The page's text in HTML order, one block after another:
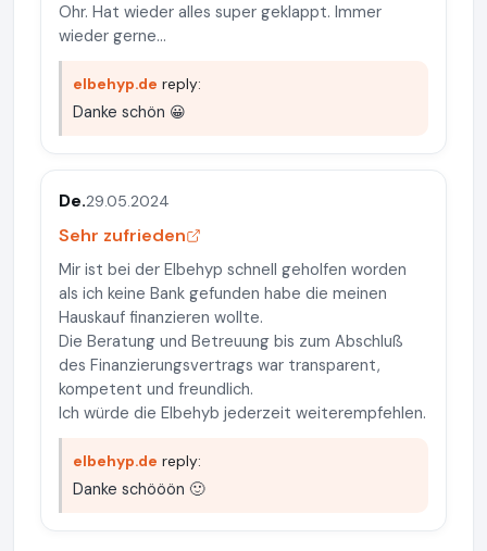
Ohr. Hat wieder alles super geklappt. Immer
wieder gerne...
elbehyp.de reply:
Danke schön 😀
De.29.05.2024
Sehr zufrieden
Mir ist bei der Elbehyp schnell geholfen worden
als ich keine Bank gefunden habe die meinen
Hauskauf finanzieren wollte.
Die Beratung und Betreuung bis zum Abschluß
des Finanzierungsvertrags war transparent,
kompetent und freundlich.
Ich würde die Elbehyb jederzeit weiterempfehlen.
elbehyp.de reply:
Danke schööön 🙂